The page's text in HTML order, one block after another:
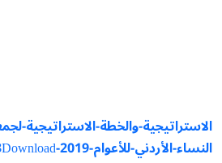
الاستراتيجية-والخطة-الاستراتيجية-
النساء-الأردني-للأعوام-2019-2023 Download